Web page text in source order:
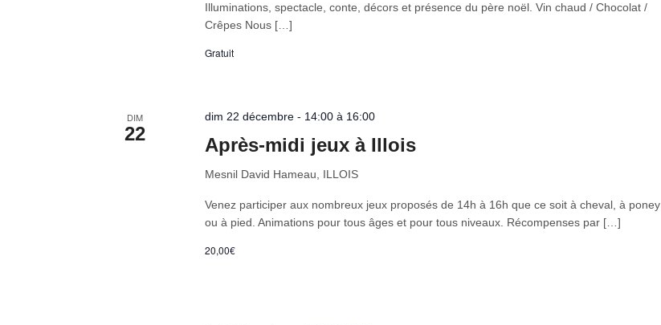
Illuminations, spectacle, conte, décors et présence du père noël. Vin chaud / Chocolat /
Crêpes Nous […]
Gratuit
DIM
22
dim 22 décembre - 14:00 à 16:00
Après-midi jeux à Illois
Mesnil David Hameau, ILLOIS
Venez participer aux nombreux jeux proposés de 14h à 16h que ce soit à cheval, à poney
ou à pied. Animations pour tous âges et pour tous niveaux. Récompenses par […]
20,00€